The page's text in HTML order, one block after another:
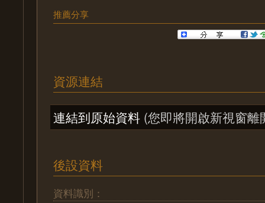
推薦分享
資源連結
連結到原始資料 (您即將開啟新視窗離
後設資料
資料識別：